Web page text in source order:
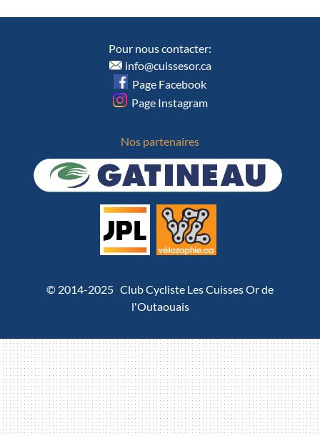
Nos partenaires
© 2014-2025 Club Cycliste Les Cuisses Or de
l'Outaouais
Pour nous contacter:
info@cuissesor.ca
Page Facebook
Page Instagram